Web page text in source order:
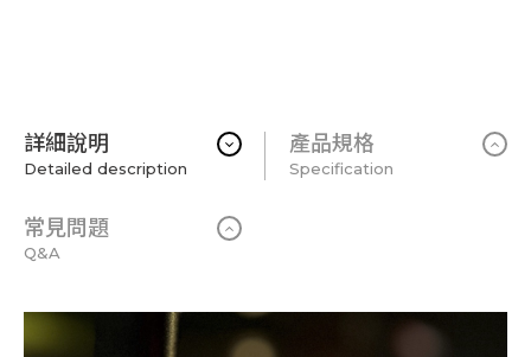
詳細說明
Detailed description
產品規格
Specification
常見問題
Q&A